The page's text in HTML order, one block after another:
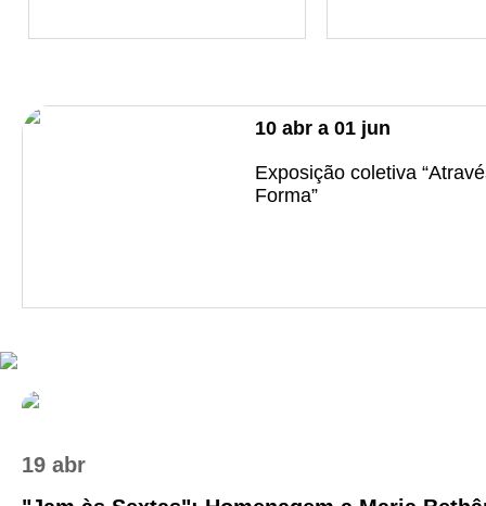
10 abr a 01 jun
Exposição coletiva
Forma”
19 abr